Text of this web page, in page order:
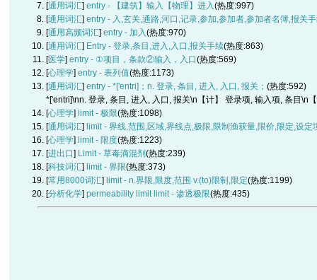
[通用词汇] entry - 【建筑】输入【物理】进入(热度:997)
[通用词汇] entry - 入,玄关,通路,河口,记录,参加,参加者,参加者名簿,报关
[通用高频词汇] entry - 加入(热度:970)
[通用词汇] Entry - 登录,条目,进入,入口,报关手续(热度:863)
[医学] entry - ①项目，条款②输入，入口(热度:569)
[心理学] entry - 表列值(热度:1173)
[通用词汇] entry - *['entri]；n. 登录, 条目, 进入, 入口, 报关； (热度:592)
*['entri]\nn. 登录, 条目, 进入, 入口, 报关\n【计】 登录项, 输入项, 条目\n
[心理学] limit - 极限(热度:1098)
[通用词汇] limit - 界线,范围,区域,界线点,极限,限制渔获量,限价,限定,设定
[心理学] limit - 限度(热度:1223)
[进出口] Limit - 草毒滴混剂 (热度:239)
[科技词汇] limit - 界限(热度:373)
[常用8000词汇] limit - n.界限,限度,范围 v.(to)限制,限定(热度:1199)
[分析化学] permeability limit limit - 渗透极限(热度:435)